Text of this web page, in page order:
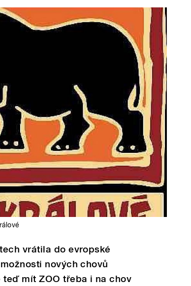
vrátila do evropské
nových chovů
mít ZOO třeba i na chov